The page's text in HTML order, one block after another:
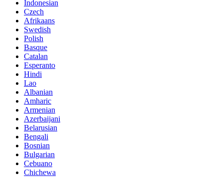
Indonesian
Czech
Afrikaans
Swedish
Polish
Basque
Catalan
Esperanto
Hindi
Lao
Albanian
Amharic
Armenian
Azerbaijani
Belarusian
Bengali
Bosnian
Bulgarian
Cebuano
Chichewa